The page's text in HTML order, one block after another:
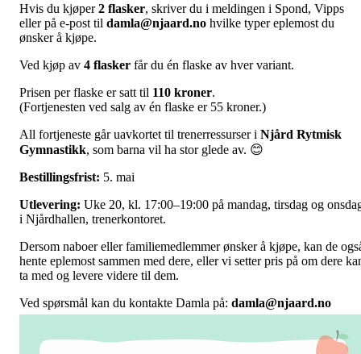
Hvis du kjøper2 flasker, skriver du i meldingen i Spond, Vipps
eller på e-post til damla@njaard.no hvilke typer eplemost du
ønsker å kjøpe.
Ved kjøp av 4 flasker får du én flaske av hver variant.
Prisen per flaske er satt til 110 kroner.
(Fortjenesten ved salg av én flaske er 55 kroner.)
All fortjeneste går uavkortet til trenerressurser i Njård Rytmisk
Gymnastikk, som barna vil ha stor glede av. 😊
Bestillingsfrist: 5. mai
Utlevering: Uke 20, kl. 17:00–19:00 på mandag, tirsdag og
i Njårdhallen, trenerkontoret.
Dersom naboer eller familiemedlemmer ønsker å kjøpe, kan de
hente eplemost sammen med dere, eller vi setter pris på om dere
ta med og levere videre til dem.
Ved spørsmål kan du kontakte Damla på: damla@njaard.no